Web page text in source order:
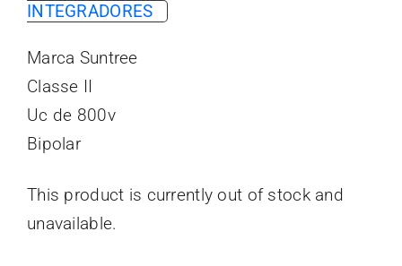
INTEGRADORES
Marca Suntree
Classe II
Uc de 800v
Bipolar
This product is currently out of stock and
unavailable.